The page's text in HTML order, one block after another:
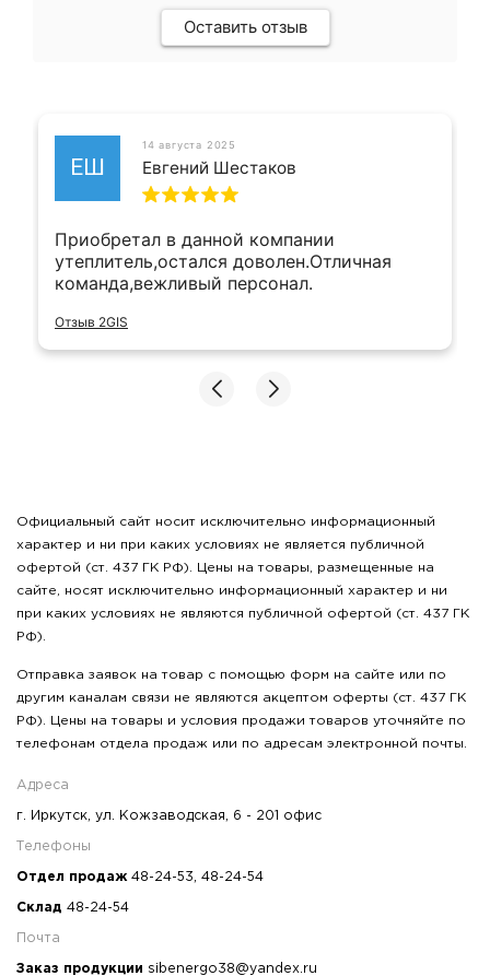
Оставить отзыв
ЕШ
14 августа 2025
Евгений Шестаков
Приобретал в данной компании
утеплитель,остался доволен.Отличная
команда,вежливый персонал.
Отзыв 2GIS
Официальный сайт носит исключительно информационный
характер и ни при каких условиях не является публичной
офертой (ст. 437 ГК РФ). Цены на товары, размещенные на
сайте, носят исключительно информационный характер и ни
при каких условиях не являются публичной офертой (ст. 437 ГК
РФ).
Отправка заявок на товар с помощью форм на сайте или по
другим каналам связи не являются акцептом оферты (ст. 437 ГК
РФ). Цены на товары и условия продажи товаров уточняйте по
телефонам отдела продаж или по адресам электронной почты.
Адреса
г. Иркутск, ул. Кожзаводская, 6 - 201 офис
Телефоны
Отдел продаж 48-24-53 48-24-54
Склад 48-24-54
Почта
Заказ продукции sibenergo38@yandex.ru